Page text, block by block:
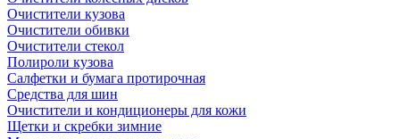
Очистители кузова
Очистители обивки
Очистители стекол
Полироли кузова
Салфетки и бумага протирочная
Средства для шин
Очистители и кондиционеры для кожи
Щетки и скребки зимние